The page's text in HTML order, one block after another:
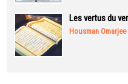
Les vertus du
Housman Omarjee